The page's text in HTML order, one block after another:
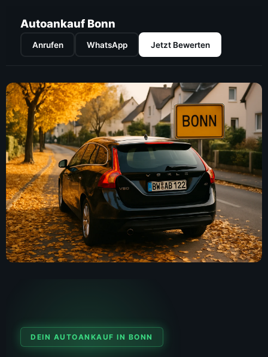
Autoankauf Bonn
Anrufen WhatsApp Jetzt Bewerten
DEIN AUTOANKAUF IN BONN